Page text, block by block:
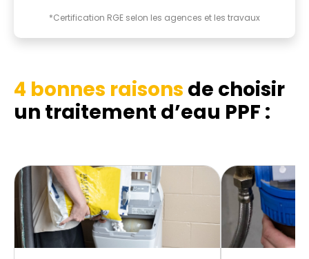
*Certification RGE selon les agences et les travaux
4 bonnes raisons de choisir
un traitement d’eau PPF :